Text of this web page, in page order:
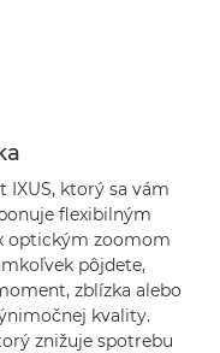
IXUS, ktorý sa vám
flexibilným
optickým zoomom
pôjdete,
zblízka alebo
kvality.
znižuje spotrebu